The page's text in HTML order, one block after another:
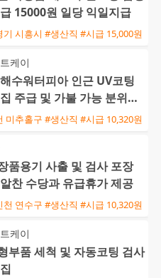
15000원 일당 익일지급
기 시흥시 #생산직 #시급 15,000원
케이
수워터피아 인근 UV코팅
주급 및 가불 가능 분위기
미추홀구 #생산직 #시급 10,320원
품용기 사출 및 검사 포장
찬 수당과 유급휴가 제공
천 연수구 #생산직 #시급 10,320원
케이
부품 세척 및 자동코팅 검사